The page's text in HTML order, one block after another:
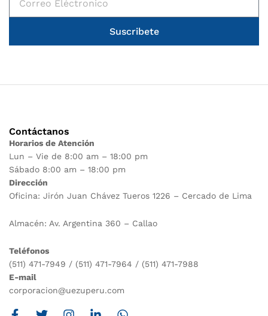
Suscribete
Contáctanos
Horarios de Atención
Lun – Vie de 8:00 am – 18:00 pm
Sábado 8:00 am – 18:00 pm
Dirección
Oficina: Jirón Juan Chávez Tueros 1226 – Cercado de Lima
Almacén: Av. Argentina 360 – Callao
Teléfonos
(511) 471-7949 / (511) 471-7964 / (511) 471-7988
E-mail
corporacion@uezuperu.com